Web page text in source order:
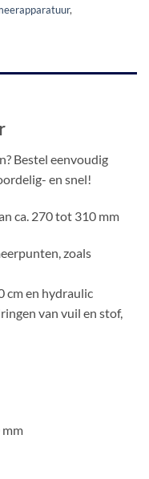
,
Bestel eenvoudig
en snel!
ca. 270 tot 310 mm
zoals
cm en hydraulic
van vuil en stof,
mm